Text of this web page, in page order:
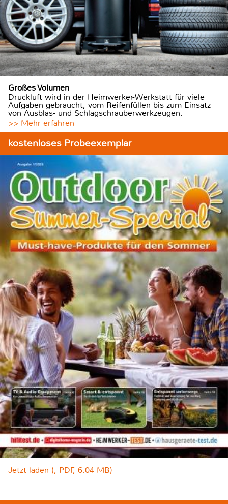
Großes Volumen
Druckluft wird in der Heimwerker-Werkstatt für viele
Aufgaben gebraucht, vom Reifenfüllen bis zum Einsatz
von Ausblas- und Schlagschrauberwerkzeugen.
>> Mehr erfahren
kostenloses Probeexemplar
Jetzt laden (, PDF, 6.04 MB)